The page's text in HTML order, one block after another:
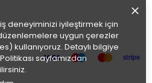
deneyiminizi iyileştirmek için
uygun çerezler
kullanıyoruz. Detaylı bilgiye
sayfamızdan